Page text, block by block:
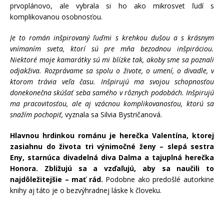
prvoplánovo, ale vybrala si ho ako mikrosvet ľudí s
komplikovanou osobnosťou.
Je to román inšpirovaný ľuďmi s krehkou dušou a s krásnym
vnímaním sveta, ktorí sú pre mňa bezodnou inšpiráciou.
Niektoré moje kamarátky sú mi blízke tak, akoby sme sa poznali
odjakživa. Rozprávame sa spolu o živote, o umení, o divadle, v
ktorom trávia veľa času. Inšpirujú ma svojou schopnosťou
donekonečna skúšať seba samého v rôznych podobách. Inšpirujú
ma pracovitosťou, ale aj vzácnou komplikovanosťou, ktorú sa
snažím pochopiť, vyznala sa Silvia Bystričanová.
Hlavnou hrdinkou románu je herečka Valentína, ktorej
zasiahnu do života tri výnimočné ženy – slepá sestra
Eny, starnúca divadelná diva Dalma a tajuplná herečka
Honora. Zbližujú sa a vzďaľujú, aby sa naučili to
najdôležitejšie – mať rád. Podobne ako predošlé autorkine
knihy aj táto je o bezvýhradnej láske k človeku.